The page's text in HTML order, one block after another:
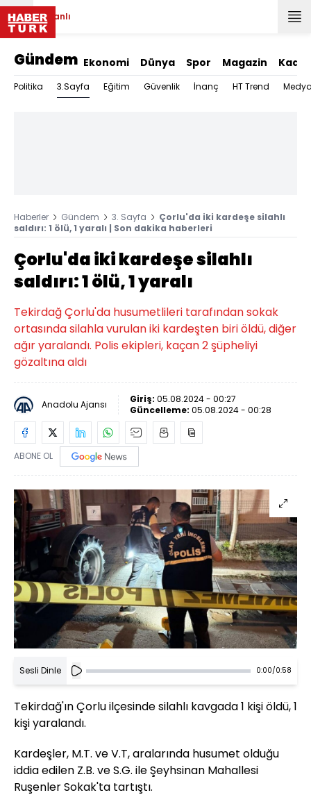
Canlı
Gündem Ekonomi Dünya Spor Magazin Kadın
Politika 3.Sayfa Eğitim Güvenlik İnanç HT Trend
Haberler Gündem 3. Sayfa
Çorlu'da iki kardeşe silahlı
saldırı: 1 ölü, 1 yaralı | Son dakika haberleri
Çorlu'da iki kardeşe silahlı
saldırı: 1 ölü, 1 yaralı
Tekirdağ Çorlu'da husumetlileri tarafından sokak
ortasında silahla vurulan iki kardeşten biri öldü, diğer
ağır yaralandı. Polis ekipleri, kaçan 2 şüpheliyi
gözaltına aldı
Anadolu Ajansı Giriş: 05.08.2024 - 00:27
Güncelleme: 05.08.2024 - 00:28
ABONE OL
Sesli Dinle 0:00/0:58
Tekirdağ'ın Çorlu ilçesinde silahlı kavgada 1 kişi öldü, 1
kişi yaralandı.
Kardeşler, M.T. ve V.T, aralarında husumet olduğu
iddia edilen Z.B. ve S.G. ile Şeyhsinan Mahallesi
Ruşenler Sokak'ta tartıştı.